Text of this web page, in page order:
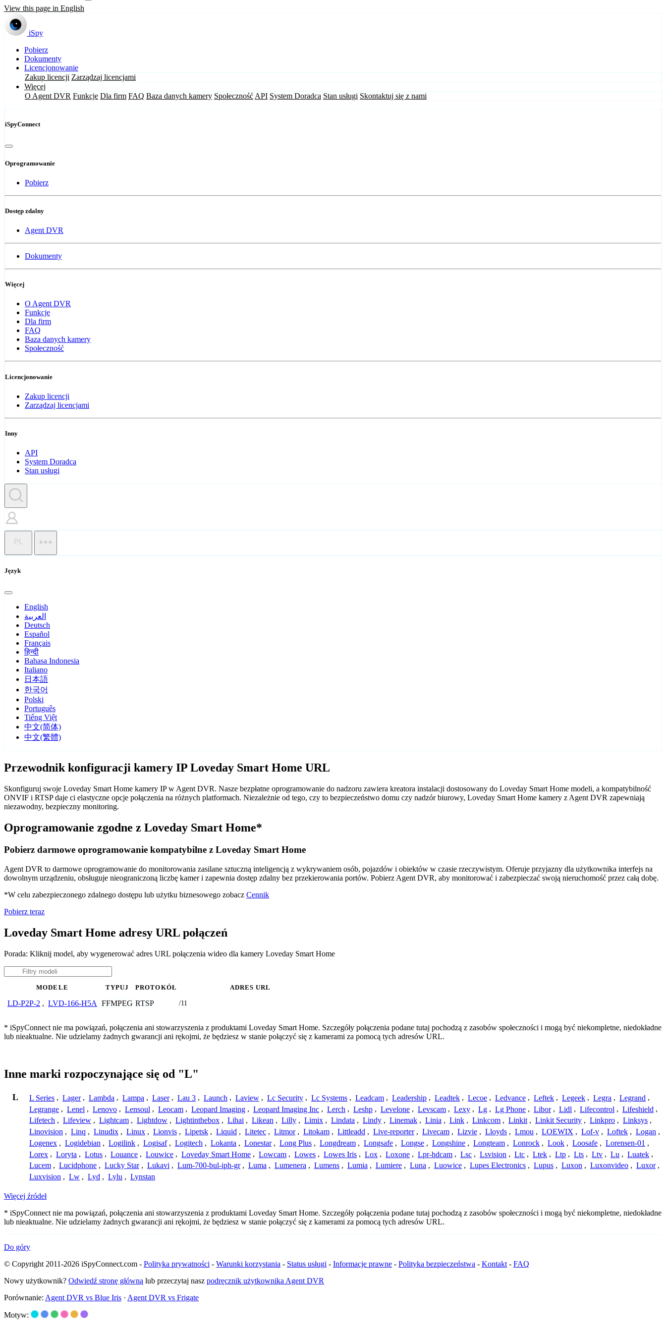
View this page in English
iSpy
Pobierz
Dokumenty
Licencjonowanie
Zakup licencji Zarządzaj licencjami
Więcej
O Agent DVR Funkcje Dla firm FAQ Baza danych kamery Społeczność API System Doradca Stan usługi Skontaktuj się z nami
iSpyConnect
Oprogramowanie
Pobierz
Dostęp zdalny
Agent DVR
Dokumenty
Więcej
O Agent DVR
Funkcje
Dla firm
FAQ
Baza danych kamery
Społeczność
Licencjonowanie
Zakup licencji
Zarządzaj licencjami
Inny
API
System Doradca
Stan usługi
PL
Język
English
العربية
Deutsch
Español
Français
हिन्दी
Bahasa Indonesia
Italiano
日本語
한국어
Polski
Português
Tiếng Việt
中文(简体)
中文(繁體)
Przewodnik konfiguracji kamery IP Loveday Smart Home URL
Skonfiguruj swoje Loveday Smart Home kamery IP w Agent DVR. Nasze bezpłatne oprogramowanie do nadzoru zawiera kreatora instalacji dostosowany do Loveday Smart Home modeli, a kompatybilność
ONVIF i RTSP daje ci elastyczne opcje połączenia na różnych platformach. Niezależnie od tego, czy to bezpieczeństwo domu czy nadzór biurowy, Loveday Smart Home kamery z Agent DVR zapewniają
niezawodny, bezpieczny monitoring.
Oprogramowanie zgodne z Loveday Smart Home*
Pobierz darmowe oprogramowanie kompatybilne z Loveday Smart Home
Agent DVR to darmowe oprogramowanie do monitorowania zasilane sztuczną inteligencją z wykrywaniem osób, pojazdów i obiektów w czasie rzeczywistym. Oferuje przyjazny dla użytkownika interfejs na
dowolnym urządzeniu, obsługuje nieograniczoną liczbę kamer i zapewnia dostęp zdalny bez przekierowania portów. Pobierz Agent DVR, aby monitorować i zabezpieczać swoją nieruchomość przez całą dobę.
*W celu zabezpieczonego zdalnego dostępu lub użytku biznesowego zobacz Cennik
Pobierz teraz
Loveday Smart Home adresy URL połączeń
Porada: Kliknij model, aby wygenerować adres URL połączenia wideo dla kamery Loveday Smart Home
MODELE TYPUJ PROTOKÓŁ ADRES URL
LD-P2P-2 , LVD-166-H5A FFMPEG RTSP /11
* iSpyConnect nie ma powiązań, połączenia ani stowarzyszenia z produktami Loveday Smart Home. Szczegóły połączenia podane tutaj pochodzą z zasobów społeczności i mogą być niekompletne, niedokładne
lub nieaktualne. Nie udzielamy żadnych gwarancji ani rękojmi, że będziesz w stanie połączyć się z kamerami za pomocą tych adresów URL.
Inne marki rozpoczynające się od "L"
L L Series , Lager , Lambda , Lampa , Laser , Lau 3 , Launch , Laview , Lc Security , Lc Systems , Leadcam , Leadership , Leadtek , Lecoe , Ledvance , Leftek , Legeek , Legra , Legrand ,
Legrange , Lenel , Lenovo , Lensoul , Leocam , Leopard Imaging , Leopard Imaging Inc , Lerch , Leshp , Levelone , Levscam , Lexy , Lg , Lg Phone , Libor , Lidl , Lifecontrol , Lifeshield ,
Lifetech , Lifeview , Lightcam , Lightdow , Lightinthebox , Lihai , Likean , Lilly , Limix , Lindata , Lindy , Linemak , Linia , Link , Linkcom , Linkit , Linkit Security , Linkpro , Linksys ,
Linovision , Linq , Linudix , Linux , Lionvis , Lipetsk , Liquid , Litetec , Litmor , Litokam , Littleadd , Live-reporter , Livecam , Lizvie , Lloyds , Lmou , LOEWIX , Lof-v , Loftek , Logan ,
Logenex , Logidebian , Logilink , Logisaf , Logitech , Lokanta , Lonestar , Long Plus , Longdream , Longsafe , Longse , Longshine , Longteam , Lonrock , Look , Loosafe , Lorensen-01 ,
Lorex , Loryta , Lotus , Louance , Louwice , Loveday Smart Home , Lowcam , Lowes , Lowes Iris , Lox , Loxone , Lpr-hdcam , Lsc , Lsvision , Ltc , Ltek , Ltp , Lts , Ltv , Lu , Luatek ,
Lucem , Lucidphone , Lucky Star , Lukavi , Lum-700-bul-iph-gr , Luma , Lumenera , Lumens , Lumia , Lumiere , Luna , Luowice , Lupes Electronics , Lupus , Luxon , Luxonvideo , Luxor ,
Luxvision , Lw , Lyd , Lylu , Lynstan
Więcej źródeł
* iSpyConnect nie ma powiązań, połączenia ani stowarzyszenia z produktami Loveday Smart Home. Szczegóły połączenia podane tutaj pochodzą z zasobów społeczności i mogą być niekompletne, niedokładne
lub nieaktualne. Nie udzielamy żadnych gwarancji ani rękojmi, że będziesz w stanie połączyć się z kamerami za pomocą tych adresów URL.
Do góry
© Copyright 2011-2026 iSpyConnect.com - Polityka prywatności - Warunki korzystania - Status usługi - Informacje prawne - Polityka bezpieczeństwa - Kontakt - FAQ
Nowy użytkownik? Odwiedź stronę główną lub przeczytaj nasz podręcznik użytkownika Agent DVR
Porównanie: Agent DVR vs Blue Iris · Agent DVR vs Frigate
Motyw: